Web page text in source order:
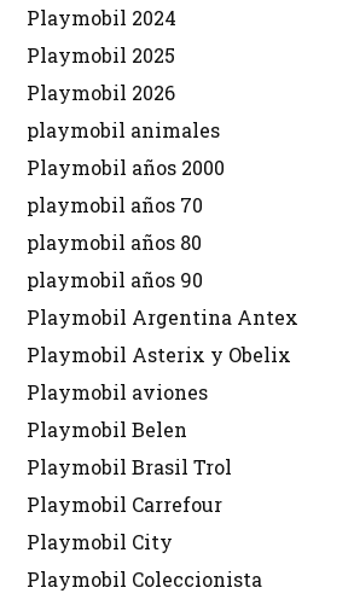
Playmobil 2024
Playmobil 2025
Playmobil 2026
playmobil animales
Playmobil años 2000
playmobil años 70
playmobil años 80
playmobil años 90
Playmobil Argentina Antex
Playmobil Asterix y Obelix
Playmobil aviones
Playmobil Belen
Playmobil Brasil Trol
Playmobil Carrefour
Playmobil City
Playmobil Coleccionista